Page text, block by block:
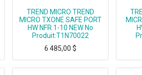
TREND MICRO TREND
MICRO TXONE SAFE PORT
HW NFR 1-10 NEW No
Produit:T1N70022
6 485,00 $